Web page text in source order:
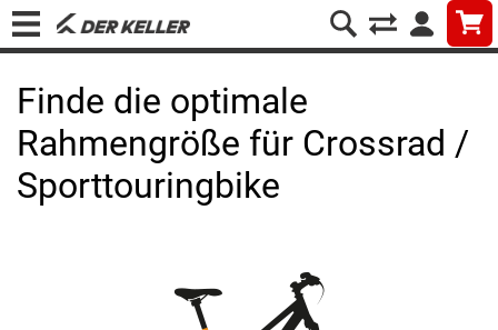
Finde die optimale
Rahmengröße für Crossrad /
Sporttouringbike